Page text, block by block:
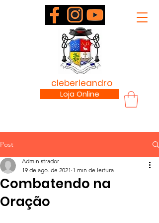
cleberleandro
Loja Online
Post
Combatendo na
Oração
Administrador
19 de ago. de 2021 1 min de leitura